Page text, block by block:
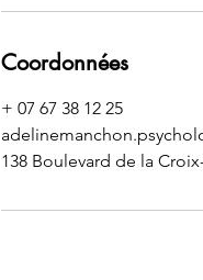
Coordonnées
+ 07 67 38 12 25
138 Boulevard de la